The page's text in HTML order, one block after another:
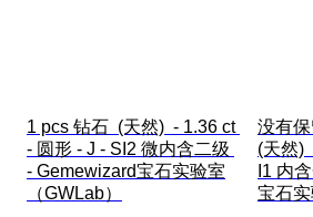
1 pcs 钻石  (天然)  - 1.36 ct
- 圆形 - J - SI2 微内含二级
- Gemewizard宝石实验室
（GWLab）
没有
(天然)
I1 内
宝石实